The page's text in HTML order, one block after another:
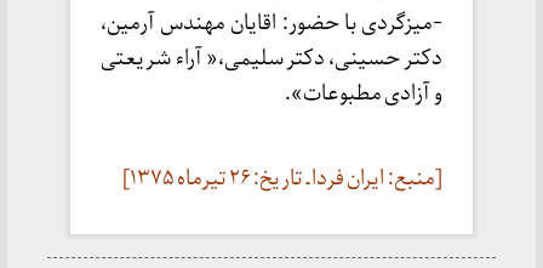
-میزگردی با حضور: اقایان مهندس آرمین،
دکتر حسینی، دکتر سلیمی،« آراء شریعتی
و آزادی مطبوعات».
[منبع: ایران فردا ـ تاریخ: ۲۶ تیرماه ۱۳۷۵]